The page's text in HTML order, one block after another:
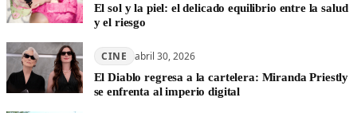
El sol y la piel: el delicado equilibrio entre la salud
y el riesgo
CINE abril 30, 2026
El Diablo regresa a la cartelera: Miranda Priestly
se enfrenta al imperio digital